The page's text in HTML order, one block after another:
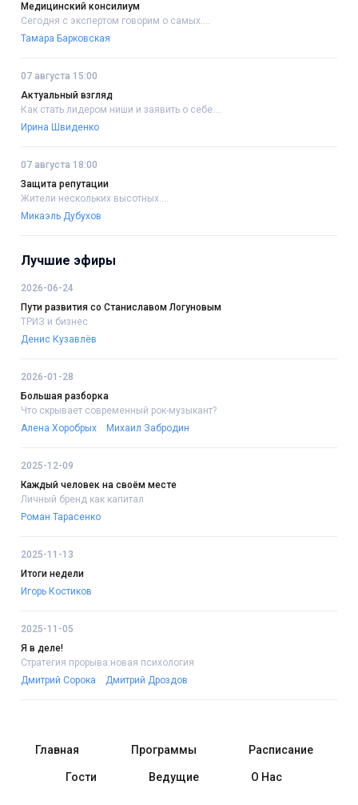
Медицинский консилиум
Сегодня с экспертом говорим о самых....
Тамара Барковская
07 августа 15:00
Актуальный взгляд
Как стать лидером ниши и заявить о себе....
Ирина Швиденко
07 августа 18:00
Защита репутации
Жители нескольких высотных....
Микаэль Дубухов
Лучшие эфиры
2026-06-24
Пути развития со Станиславом Логуновым
ТРИЗ и бизнес
Денис Кузавлёв
2026-01-28
Большая разборка
Что скрывает современный рок-музыкант?
Алена Хоробрых
Михаил Забродин
2025-12-09
Каждый человек на своём месте
Личный бренд как капитал
Роман Тарасенко
2025-11-13
Итоги недели
Игорь Костиков
2025-11-05
Я в деле!
Стратегия прорыва:новая психология
Дмитрий Сорока
Дмитрий Дроздов
Главная Программы Расписание
Гости Ведущие О Нас